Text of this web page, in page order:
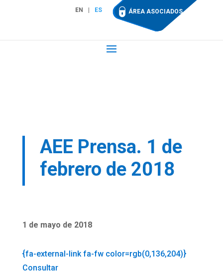
EN ES ÁREA ASOCIADOS
AEE Prensa. 1 de
febrero de 2018
1 de mayo de 2018
{fa-external-link fa-fw color=rgb(0,136,204)}
Consultar